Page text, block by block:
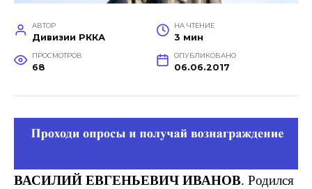
АВТОР
Дивизии РККА
НА ЧТЕНИЕ
3 мин
ПРОСМОТРОВ
68
ОПУБЛИКОВАНО
06.06.2017
ВАСИЛИЙ ЕВГЕНЬЕВИЧ ИВАНОВ. Родился